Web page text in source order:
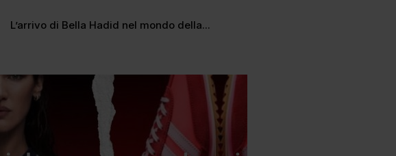
L’arrivo di Bella Hadid nel mondo della...